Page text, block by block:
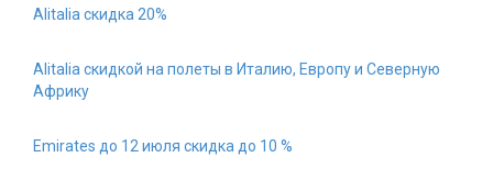
Alitalia скидка 20%
Alitalia скидкой на полеты в Италию, Европу и Северную
Африку
Emirates до 12 июля скидка до 10 %